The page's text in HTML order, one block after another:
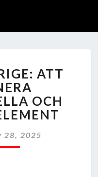
ATT
OCH
28, 2025